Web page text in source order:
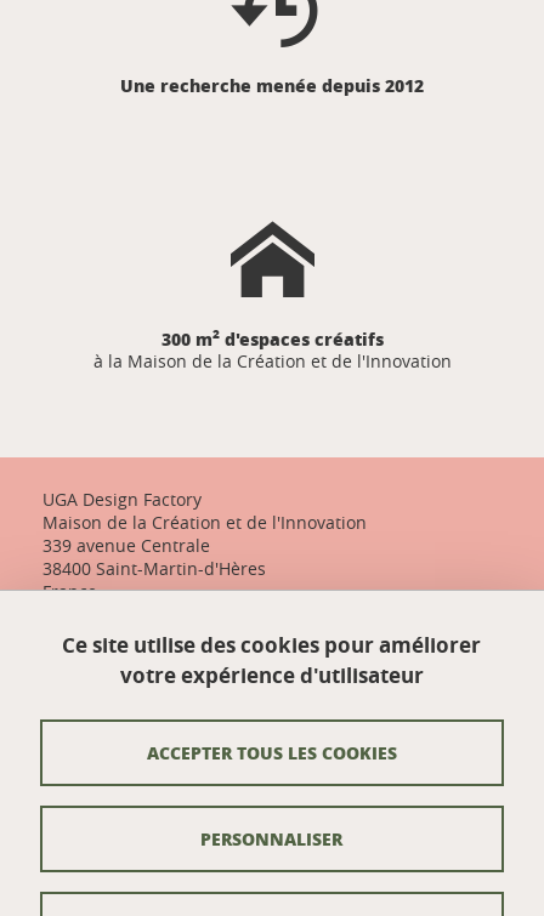
Une recherche menée depuis 2012
300 m2d'espaces créatifs
à la Maison de la Création et de l'Innovation
UGA Design Factory
Maison de la Création et de l'Innovation
339 avenue Centrale
38400 Saint-Martin-d'Hères
France
+33 (0)4 57 04 10 55
designfactory-contact@univ-grenoble-alpes.fr
Nos actualités
Contact
Venir à UGA Design Factory
Crédits
Ce site utilise des cookies pour améliorer
votre expérience d'utilisateur
ACCEPTER TOUS LES COOKIES
PERSONNALISER